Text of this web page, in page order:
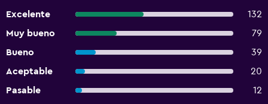
Excelente
132
Muy bueno
79
Bueno
39
Aceptable
20
Pasable
12